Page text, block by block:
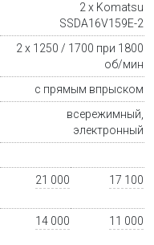
2 х Komatsu
SSDA16V159E-2
2 х 1250 / 1700 при 1800
об/мин
с прямым впрыском
всережимный,
электронный
21 000 17 100
14 000 11 000